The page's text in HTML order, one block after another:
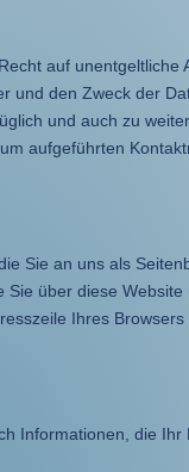
auf unentgeltliche
und den Zweck der
und auch zu
aufgeführten
Sie an uns als
über diese
Ihres
Informationen, die Ihr